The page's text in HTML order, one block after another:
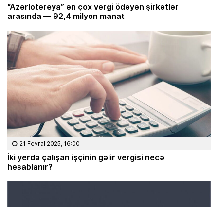
“Azərlotereya” ən çox vergi ödəyən şirkətlər
arasında — 92,4 milyon manat
21 Fevral 2025, 16:00
İki yerdə çalışan işçinin gəlir vergisi necə
hesablanır?